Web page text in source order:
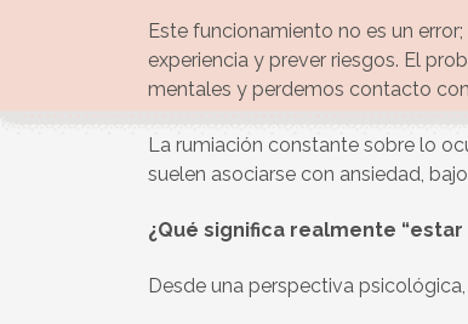
Este funcionamiento no es un
experiencia y prever riesgos. El
mentales y perdemos contacto
La rumiación constante sobre lo
suelen asociarse con ansiedad,
¿Qué significa realmente
Desde una perspectiva